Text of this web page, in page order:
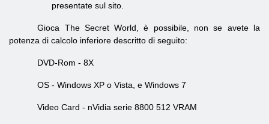
presentate sul sito.
Gioca The Secret World, è possibile, non se avete la
potenza di calcolo inferiore descritto di seguito:
DVD-Rom - 8X
OS - Windows XP o Vista, e Windows 7
Video Card - nVidia serie 8800 512 VRAM